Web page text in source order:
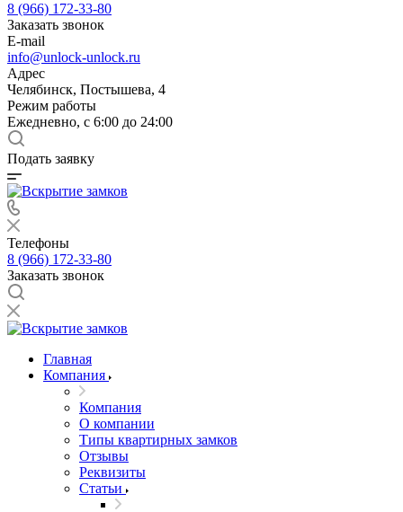
8 (966) 172-33-80
Заказать звонок
E-mail
info@unlock-unlock.ru
Адрес
Челябинск, Постышева, 4
Режим работы
Ежедневно, с 6:00 до 24:00
Подать заявку
Телефоны
8 (966) 172-33-80
Заказать звонок
Главная
Компания
Компания
О компании
Типы квартирных замков
Отзывы
Реквизиты
Статьи